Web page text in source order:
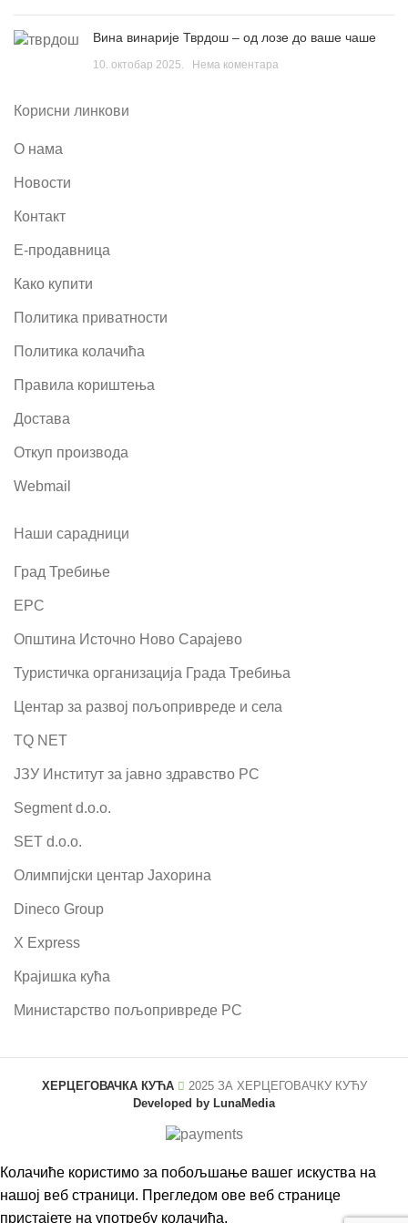
Вина винарије Тврдош – од лозе до ваше чаше
10. октобар 2025. Нема коментара
Корисни линкови
О нама
Новости
Контакт
Е-продавница
Како купити
Политика приватности
Политика колачића
Правила кориштења
Достава
Откуп производа
Webmail
Наши сарадници
Град Требиње
ЕРС
Општина Источно Ново Сарајево
Туристичка организација Града Требиња
Центар за развој пољопривреде и села
TQ NET
ЈЗУ Институт за јавно здравство РС
Segment d.o.o.
SET d.o.o.
Олимпијски центар Јахорина
Dineco Group
X Express
Крајишка кућа
Министарство пољопривреде РС
ХЕРЦЕГОВАЧКА КУЋА 2025 ЗА ХЕРЦЕГОВАЧКУ КУЋУ
Developed by LunaMedia
Колачиће користимо за побољшање вашег искуства на
нашој веб страници. Прегледом ове веб странице
пристајете на употребу колачића.